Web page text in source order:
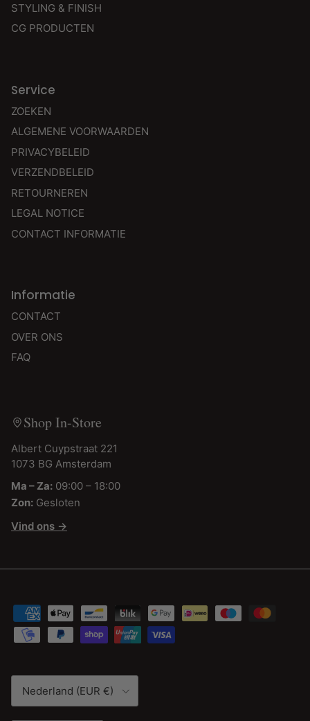
STYLING & FINISH
CG PRODUCTEN
Service
ZOEKEN
ALGEMENE VOORWAARDEN
PRIVACYBELEID
VERZENDBELEID
RETOURNEREN
LEGAL NOTICE
CONTACT INFORMATIE
Informatie
CONTACT
OVER ONS
FAQ
Shop In-Store
Albert Cuypstraat 221
1073 BG Amsterdam
Ma – Za: 09:00 – 18:00
Zon: Gesloten
Vind ons →
Land/Regio
Nederland (EUR €)